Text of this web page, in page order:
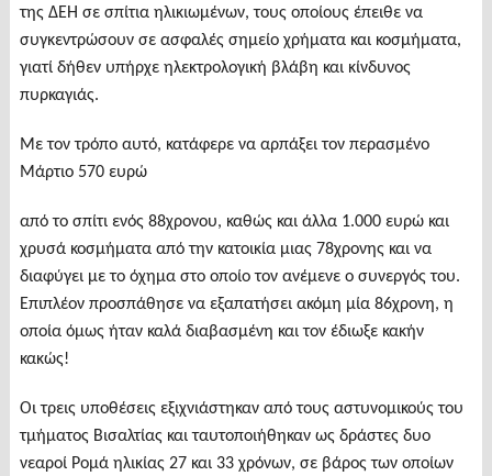
της ΔΕΗ σε σπίτια ηλικιωμένων, τους οποίους έπειθε να
συγκεντρώσουν σε ασφαλές σημείο χρήματα και κοσμήματα,
γιατί δήθεν υπήρχε ηλεκτρολογική βλάβη και κίνδυνος
πυρκαγιάς.
Με τον τρόπο αυτό, κατάφερε να αρπάξει τον περασμένο
Μάρτιο 570 ευρώ
από το σπίτι ενός 88χρονου, καθώς και άλλα 1.000 ευρώ και
χρυσά κοσμήματα από την κατοικία μιας 78χρονης και να
διαφύγει με το όχημα στο οποίο τον ανέμενε ο συνεργός του.
Επιπλέον προσπάθησε να εξαπατήσει ακόμη μία 86χρονη, η
οποία όμως ήταν καλά διαβασμένη και τον έδιωξε κακήν
κακώς!
Οι τρεις υποθέσεις εξιχνιάστηκαν από τους αστυνομικούς του
τμήματος Βισαλτίας και ταυτοποιήθηκαν ως δράστες δυο
νεαροί Ρομά ηλικίας 27 και 33 χρόνων, σε βάρος των οποίων